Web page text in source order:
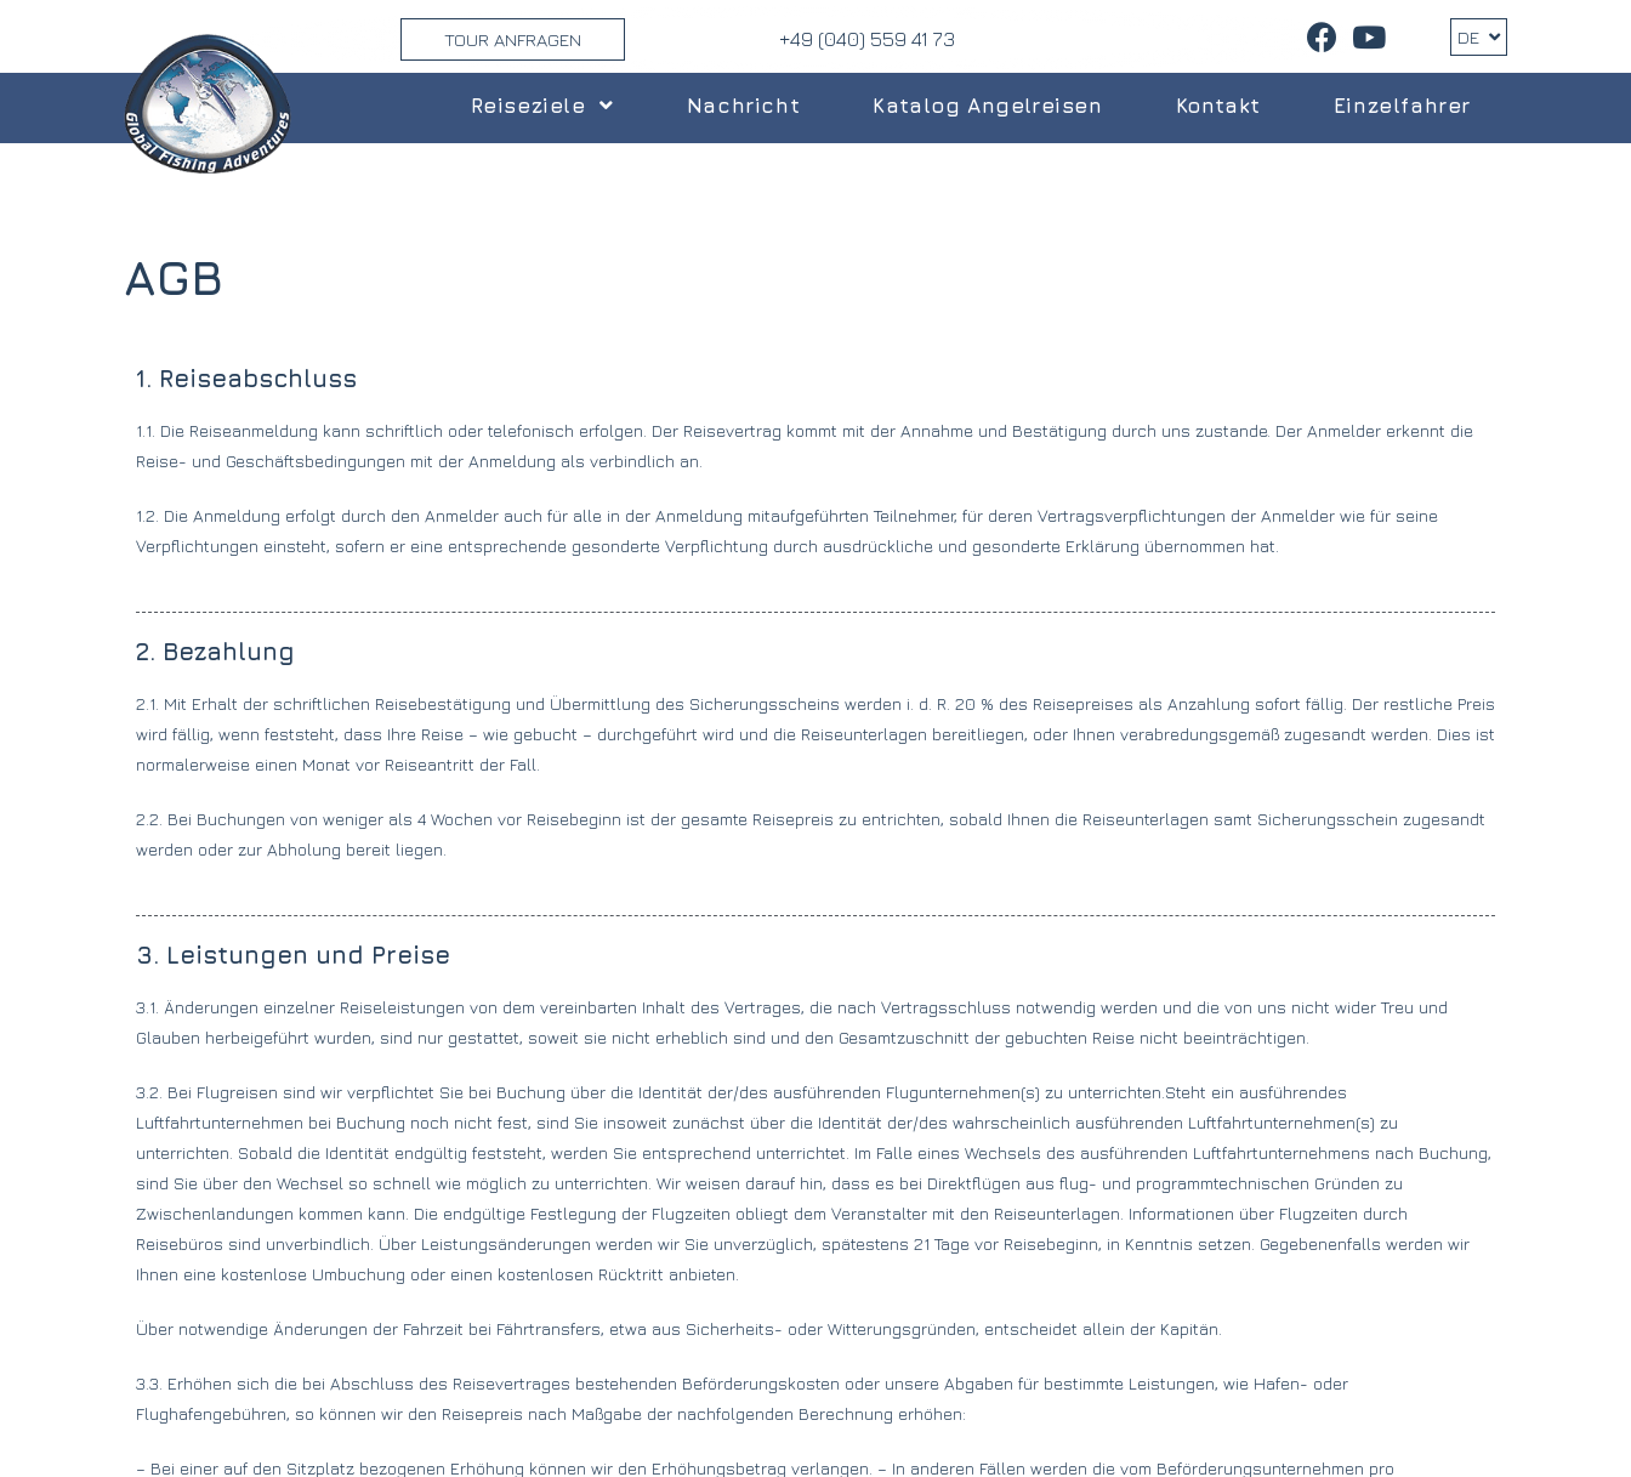
TOUR ANFRAGEN DE
+49 (040) 559 41 73
Reiseziele Nachricht Katalog Angelreisen Kontakt Einzelfahrer
AGB
1. Reiseabschluss
1.1. Die Reiseanmeldung kann schriftlich oder telefonisch erfolgen. Der Reisevertrag kommt mit der Annahme und Bestätigung durch uns zustande. Der Anmelder erkennt die
Reise- und Geschäftsbedingungen mit der Anmeldung als verbindlich an.
1.2. Die Anmeldung erfolgt durch den Anmelder auch für alle in der Anmeldung mitaufgeführten Teilnehmer, für deren Vertragsverpflichtungen der Anmelder wie für seine
Verpflichtungen einsteht, sofern er eine entsprechende gesonderte Verpflichtung durch ausdrückliche und gesonderte Erklärung übernommen hat.
2. Bezahlung
2.1. Mit Erhalt der schriftlichen Reisebestätigung und Übermittlung des Sicherungsscheins werden i. d. R. 20 % des Reisepreises als Anzahlung sofort fällig. Der restliche Preis
wird fällig, wenn feststeht, dass Ihre Reise – wie gebucht – durchgeführt wird und die Reiseunterlagen bereitliegen, oder Ihnen verabredungsgemäß zugesandt werden. Dies ist
normalerweise einen Monat vor Reiseantritt der Fall.
2.2. Bei Buchungen von weniger als 4 Wochen vor Reisebeginn ist der gesamte Reisepreis zu entrichten, sobald Ihnen die Reiseunterlagen samt Sicherungsschein zugesandt
werden oder zur Abholung bereit liegen.
3. Leistungen und Preise
3.1. Änderungen einzelner Reiseleistungen von dem vereinbarten Inhalt des Vertrages, die nach Vertragsschluss notwendig werden und die von uns nicht wider Treu und
Glauben herbeigeführt wurden, sind nur gestattet, soweit sie nicht erheblich sind und den Gesamtzuschnitt der gebuchten Reise nicht beeinträchtigen.
3.2. Bei Flugreisen sind wir verpflichtet Sie bei Buchung über die Identität der/des ausführenden Flugunternehmen(s) zu unterrichten.Steht ein ausführendes
Luftfahrtunternehmen bei Buchung noch nicht fest, sind Sie insoweit zunächst über die Identität der/des wahrscheinlich ausführenden Luftfahrtunternehmen(s) zu
unterrichten. Sobald die Identität endgültig feststeht, werden Sie entsprechend unterrichtet. Im Falle eines Wechsels des ausführenden Luftfahrtunternehmens nach Buchung,
sind Sie über den Wechsel so schnell wie möglich zu unterrichten. Wir weisen darauf hin, dass es bei Direktflügen aus flug- und programmtechnischen Gründen zu
Zwischenlandungen kommen kann. Die endgültige Festlegung der Flugzeiten obliegt dem Veranstalter mit den Reiseunterlagen. Informationen über Flugzeiten durch
Reisebüros sind unverbindlich. Über Leistungsänderungen werden wir Sie unverzüglich, spätestens 21 Tage vor Reisebeginn, in Kenntnis setzen. Gegebenenfalls werden wir
Ihnen eine kostenlose Umbuchung oder einen kostenlosen Rücktritt anbieten.
Über notwendige Änderungen der Fahrzeit bei Fährtransfers, etwa aus Sicherheits- oder Witterungsgründen, entscheidet allein der Kapitän.
3.3. Erhöhen sich die bei Abschluss des Reisevertrages bestehenden Beförderungskosten oder unsere Abgaben für bestimmte Leistungen, wie Hafen- oder
Flughafengebühren, so können wir den Reisepreis nach Maßgabe der nachfolgenden Berechnung erhöhen:
– Bei einer auf den Sitzplatz bezogenen Erhöhung können wir den Erhöhungsbetrag verlangen. – In anderen Fällen werden die vom Beförderungsunternehmen pro